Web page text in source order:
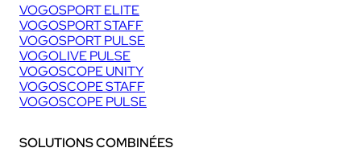
VOGOSPORT ELITE
VOGOSPORT STAFF
VOGOSPORT PULSE
VOGOLIVE PULSE
VOGOSCOPE UNITY
VOGOSCOPE STAFF
VOGOSCOPE PULSE
SOLUTIONS COMBINÉES